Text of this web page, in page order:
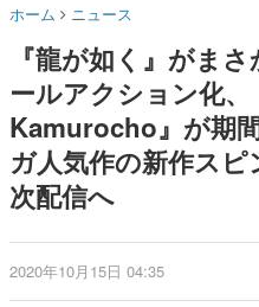
ゲームに多大な影
日本のコンテンツ
画です。
日本モバイル
日本のモバイルゲ
ルを網羅するほか
解説を掲載。約20
一先生によるゲー
なんでゲーム
ホーム ニュース
『龍が如く』がま
ールアクション化
Kamurocho』が期
ガ人気作の新作ス
次配信へ
2020年10月15日 04:35